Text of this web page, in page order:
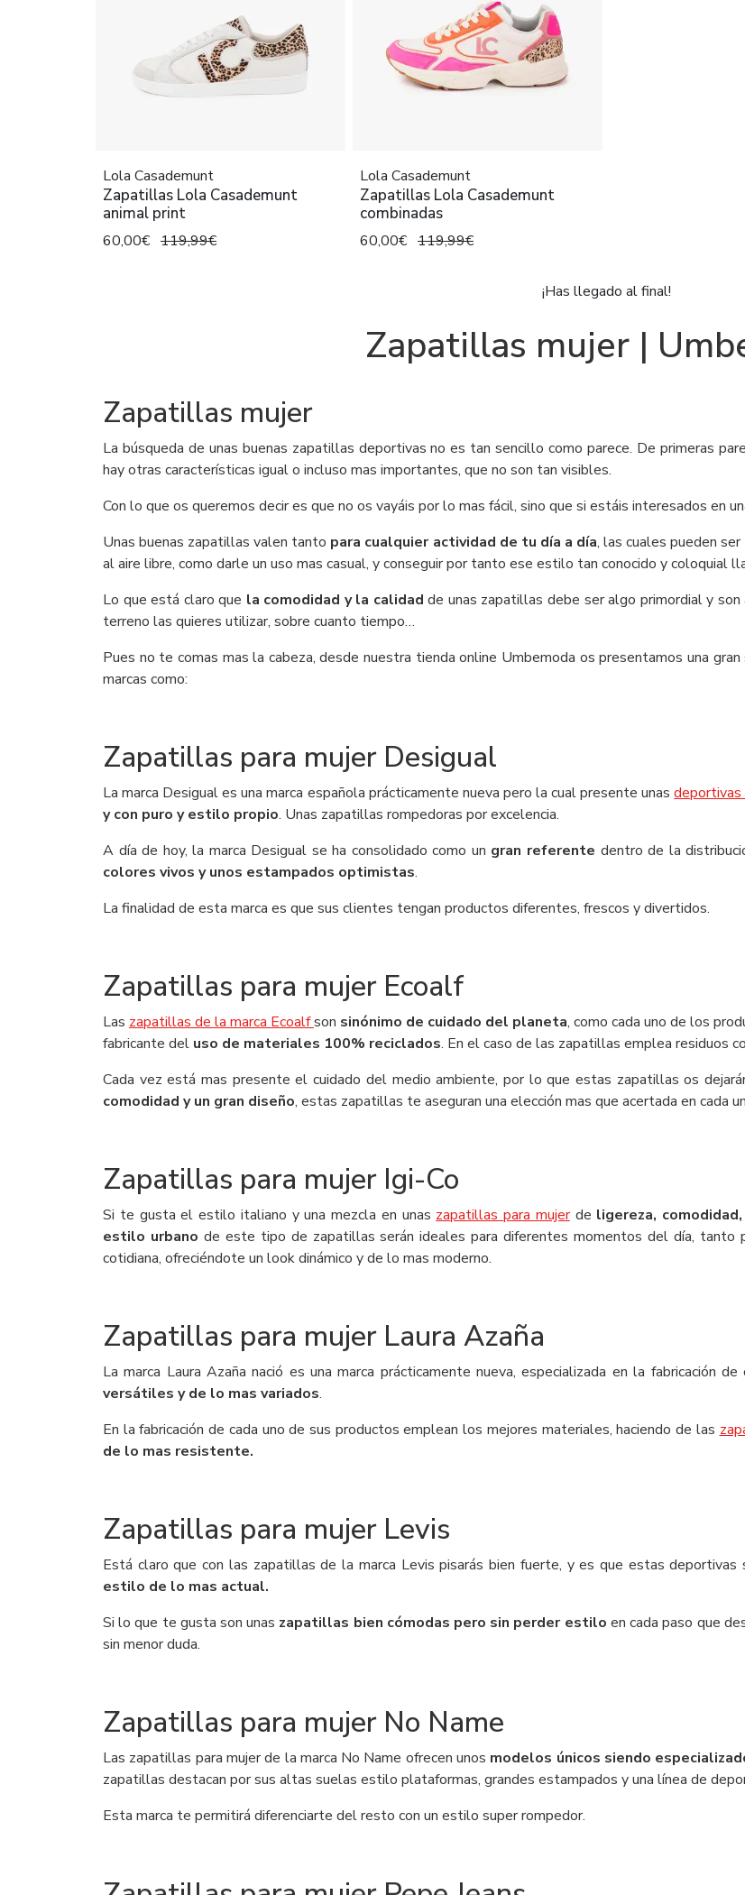
Lola Casademunt
Zapatillas Lola Casademunt
animal print
60,00€ 119,99€
Lola Casademunt
Zapatillas Lola Casademunt
combinadas
60,00€ 119,99€
¡Has llegado al final!
Zapatillas mujer |
Zapatillas mujer
La búsqueda de unas buenas zapatillas deportivas no es tan sencillo como parece. De primeras
hay otras características igual o incluso mas importantes, que no son tan visibles.
Con lo que os queremos decir es que no os vayáis por lo mas fácil, sino que si estáis interesados en
Unas buenas zapatillas valen tanto para cualquier actividad de tu día a día, las cuales pueden
al aire libre, como darle un uso mas casual, y conseguir por tanto ese estilo tan conocido y coloquial
Lo que está claro que la comodidad y la calidad de unas zapatillas debe ser algo primordial y
terreno las quieres utilizar, sobre cuanto tiempo…
Pues no te comas mas la cabeza, desde nuestra tienda online Umbemoda os presentamos una
marcas como:
Zapatillas para mujer Desigual
La marca Desigual es una marca española prácticamente nueva pero la cual presente unasdeportivas
y con puro y estilo propio. Unas zapatillas rompedoras por excelencia.
A día de hoy, la marca Desigual se ha consolidado como un gran referente dentro de la
colores vivos y unos estampados optimistas.
La finalidad de esta marca es que sus clientes tengan productos diferentes, frescos y divertidos.
Zapatillas para mujer Ecoalf
Las zapatillas de la marca Ecoalfson sinónimo de cuidado del planeta, como cada uno de los
fabricante del uso de materiales 100% reciclados. En el caso de las zapatillas emplea residuos
Cada vez está mas presente el cuidado del medio ambiente, por lo que estas zapatillas os
comodidad y un gran diseño, estas zapatillas te aseguran una elección mas que acertada en cada
Zapatillas para mujer Igi-Co
Si te gusta el estilo italiano y una mezcla en unas zapatillas para mujerde ligereza,
estilo urbano de este tipo de zapatillas serán ideales para diferentes momentos del día, tanto
cotidiana, ofreciéndote un look dinámico y de lo mas moderno.
Zapatillas para mujer Laura Azaña
La marca Laura Azaña nació es una marca prácticamente nueva, especializada en la fabricación
versátiles y de lo mas variados.
En la fabricación de cada uno de sus productos emplean los mejores materiales, haciendo de las
de lo mas resistente.
Zapatillas para mujer Levis
Está claro que con las zapatillas de la marca Levis pisarás bien fuerte, y es que estas deportivas
estilo de lo mas actual.
Si lo que te gusta son unas zapatillas bien cómodas pero sin perder estilo en cada paso que
sin menor duda.
Zapatillas para mujer No Name
Las zapatillas para mujer de la marca No Name ofrecen unos modelos únicos siendo
zapatillas destacan por sus altas suelas estilo plataformas, grandes estampados y una línea de
Esta marca te permitirá diferenciarte del resto con un estilo super rompedor.